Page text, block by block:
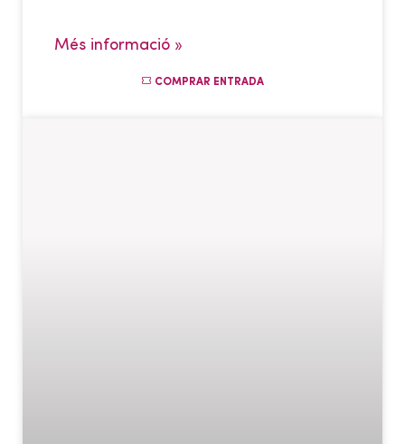
Més informació »
COMPRAR ENTRADA